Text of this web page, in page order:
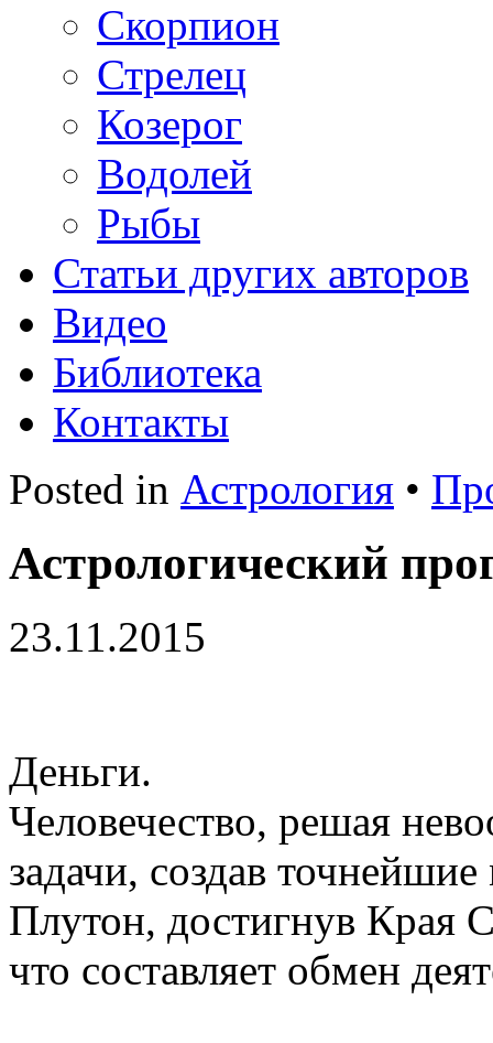
Скорпион
Стрелец
Козерог
Водолей
Рыбы
Статьи других авторов
Видео
Библиотека
Контакты
Posted in Астрология •
Астрологический
23.11.2015
Деньги.
Человечество, решая
задачи, создав
Плутон, достигнув Края
что составляет обмен